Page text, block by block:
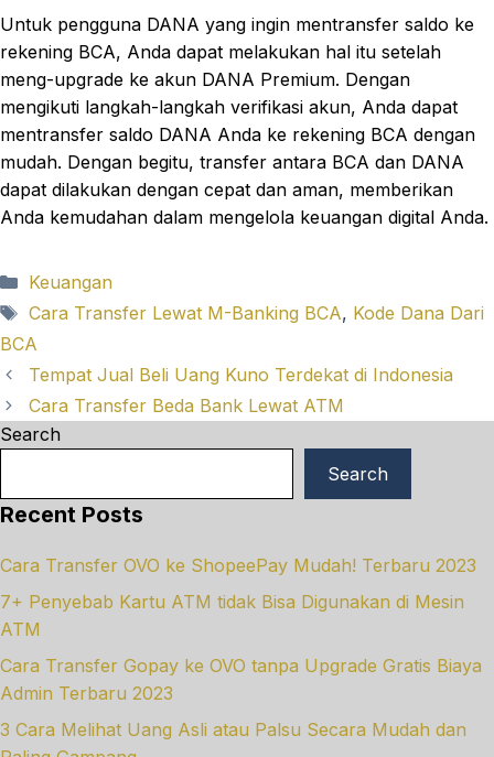
Untuk pengguna DANA yang ingin mentransfer saldo ke
rekening BCA, Anda dapat melakukan hal itu setelah
meng-upgrade ke akun DANA Premium. Dengan
mengikuti langkah-langkah verifikasi akun, Anda dapat
mentransfer saldo DANA Anda ke rekening BCA dengan
mudah. Dengan begitu, transfer antara BCA dan DANA
dapat dilakukan dengan cepat dan aman, memberikan
Anda kemudahan dalam mengelola keuangan digital Anda.
Categories
Keuangan
Tags
Cara Transfer Lewat M-Banking BCA, Kode Dana Dari
BCA
Tempat Jual Beli Uang Kuno Terdekat di Indonesia
Cara Transfer Beda Bank Lewat ATM
Search
Search
Recent Posts
Cara Transfer OVO ke ShopeePay Mudah! Terbaru 2023
7+ Penyebab Kartu ATM tidak Bisa Digunakan di Mesin
ATM
Cara Transfer Gopay ke OVO tanpa Upgrade Gratis Biaya
Admin Terbaru 2023
3 Cara Melihat Uang Asli atau Palsu Secara Mudah dan